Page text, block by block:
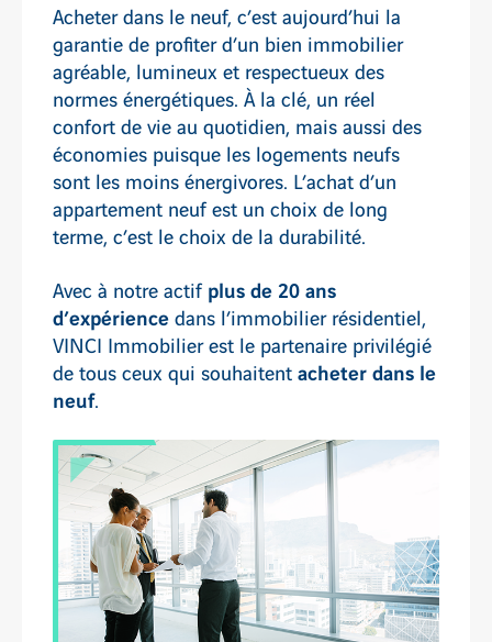
Acheter dans le neuf, c’est aujourd’hui la
garantie de profiter d’un bien immobilier
agréable, lumineux et respectueux des
normes énergétiques. À la clé, un réel
confort de vie au quotidien, mais aussi des
économies puisque les logements neufs
sont les moins énergivores. L’achat d’un
appartement neuf est un choix de long
terme, c’est le choix de la durabilité.
Avec à notre actifplus de 20 ans
d’expériencedans l’immobilier résidentiel,
VINCI Immobilier est le partenaire privilégié
de tous ceux qui souhaitentacheter dans le
neuf.